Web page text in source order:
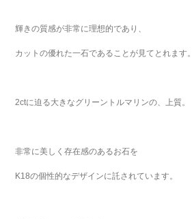
輝きの質感が非常に理想的であり、
カットの優れた一石であることが見てとれます。
2ctに迫る大きなグリーントルマリンの、上質。
非常に美しく存在感のあるお石を
K18の個性的なデザインに託されています。